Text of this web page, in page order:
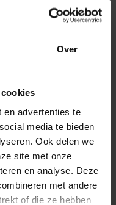
Over
en advertenties te
media te bieden
Ook delen we
site met onze
en analyse. Deze
met andere
of die ze hebben
Zijn de meest
zowel EM- als
van een
wattage van je
die hetzelfde
lichtopbrengst
vervangende
pagina. Laat het
maken van de